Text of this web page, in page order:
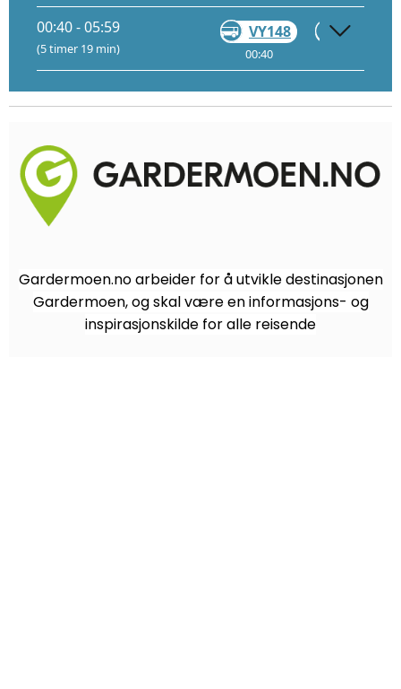
00:40 - 05:59
(5 timer 19 min)
VY148
00:40
Gå
Gardermoen.no arbeider for å utvikle destinasjonen
Gardermoen, og skal være en informasjons- og
inspirasjonskilde for alle reisende